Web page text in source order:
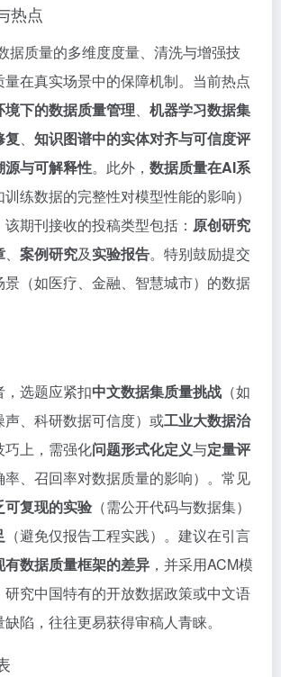
热点
据质量的多维度度量、清洗与增强技
在真实场景中的保障机制。当前热点
境下的数据质量管理、 机器学习数据集
复、 知识图谱中的实体对齐与可信度评
源与可解释性。此外， 数据质量在AI系
训练数据的完整性对模型性能的影响）
期刊接收的投稿类型包括： 原创研究
、 案例研究及实验报告。特别鼓励提交
（如医疗、金融、智慧城市）的数据
选题应紧扣中文数据集质量挑战 （如
、科研数据可信度）或工业大数据治
巧上，需强化问题形式化定义与定量评
率、召回率对数据质量的影响）。常见
可复现的实验 （需公开代码与数据集）
（避免仅报告工程实践）。建议在引言
有数据质量框架的差异 ，并采用ACM模
究中国特有的开放数据政策或中文语
陷，往往更易获得审稿人青睐。